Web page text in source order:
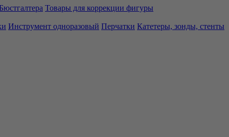
Бюстгалтера Товары для коррекции фигуры
Инструмент одноразовый Перчатки Катетеры, зонды, стенты